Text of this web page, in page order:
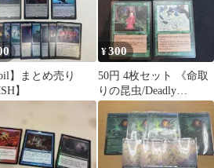
】まとめ売り
】
¥300
50円 4枚セット 《命取
りの昆虫/Deadly
Insect》[ALL] 緑C